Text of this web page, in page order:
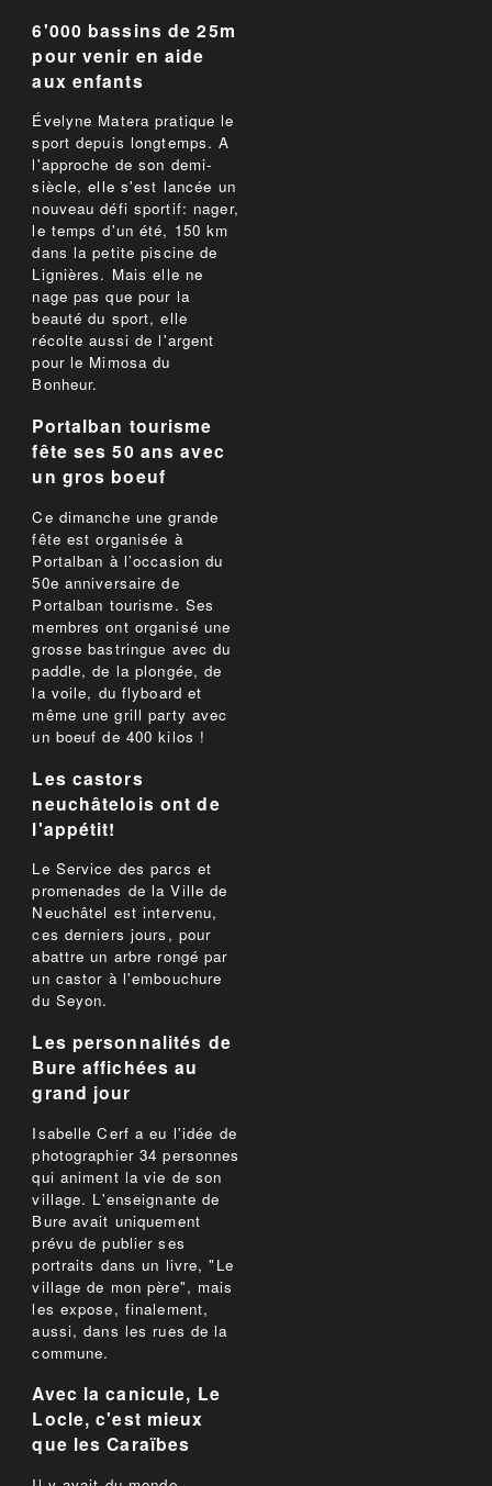
6'000 bassins de 25m
pour venir en aide
aux enfants
Évelyne Matera pratique le
sport depuis longtemps. A
l'approche de son demi-
siècle, elle s'est lancée un
nouveau défi sportif: nager,
le temps d'un été, 150 km
dans la petite piscine de
Lignières. Mais elle ne
nage pas que pour la
beauté du sport, elle
récolte aussi de l'argent
pour le Mimosa du
Bonheur.
Portalban tourisme
fête ses 50 ans avec
un gros boeuf
Ce dimanche une grande
fête est organisée à
Portalban à l’occasion du
50e anniversaire de
Portalban tourisme. Ses
membres ont organisé une
grosse bastringue avec du
paddle, de la plongée, de
la voile, du flyboard et
même une grill party avec
un boeuf de 400 kilos !
Les castors
neuchâtelois ont de
l'appétit!
Le Service des parcs et
promenades de la Ville de
Neuchâtel est intervenu,
ces derniers jours, pour
abattre un arbre rongé par
un castor à l'embouchure
du Seyon.
Les personnalités de
Bure affichées au
grand jour
Isabelle Cerf a eu l'idée de
photographier 34 personnes
qui animent la vie de son
village. L'enseignante de
Bure avait uniquement
prévu de publier ses
portraits dans un livre, "Le
village de mon père", mais
les expose, finalement,
aussi, dans les rues de la
commune.
Avec la canicule, Le
Locle, c'est mieux
que les Caraïbes